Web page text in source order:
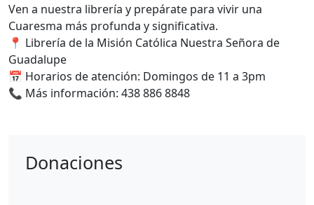
Ven a nuestra librería y prepárate para vivir una
Cuaresma más profunda y significativa.
📍 Librería de la Misión Católica Nuestra Señora de
Guadalupe
📅 Horarios de atención: Domingos de 11 a 3pm
📞 Más información: 438 886 8848
Donaciones